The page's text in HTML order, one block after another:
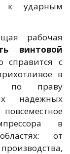
к ударным
рабочая
винтовой
справится с
в
по праву
надежных
в
от